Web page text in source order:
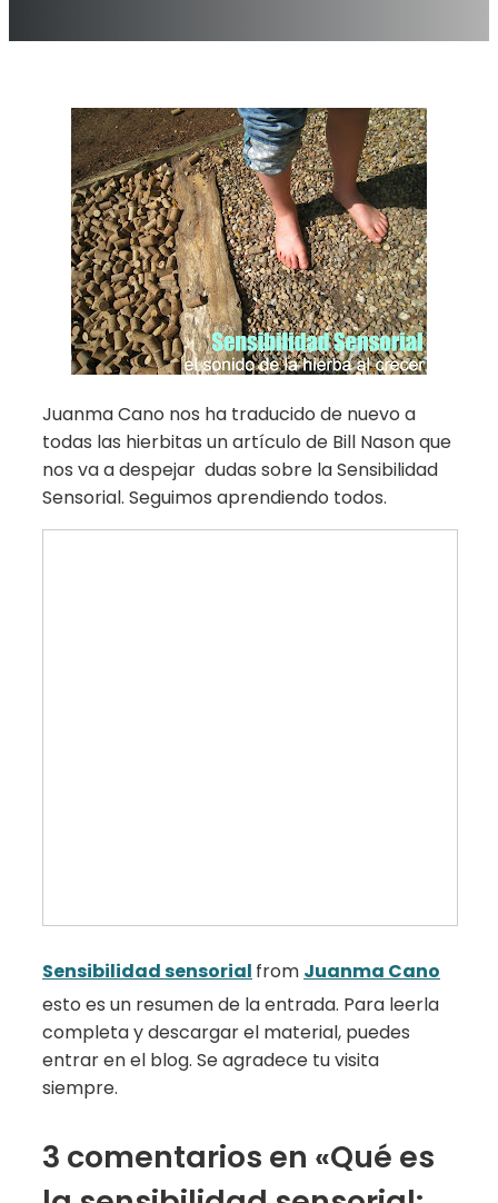
Juanma Cano nos ha traducido de nuevo a
todas las hierbitas un artículo de Bill Nason que
nos va a despejar dudas sobre la Sensibilidad
Sensorial. Seguimos aprendiendo todos.
Sensibilidad sensorial from Juanma Cano
esto es un resumen de la entrada. Para leerla
completa y descargar el material, puedes
entrar en el blog. Se agradece tu visita
siempre.
3 comentarios en «Qué es